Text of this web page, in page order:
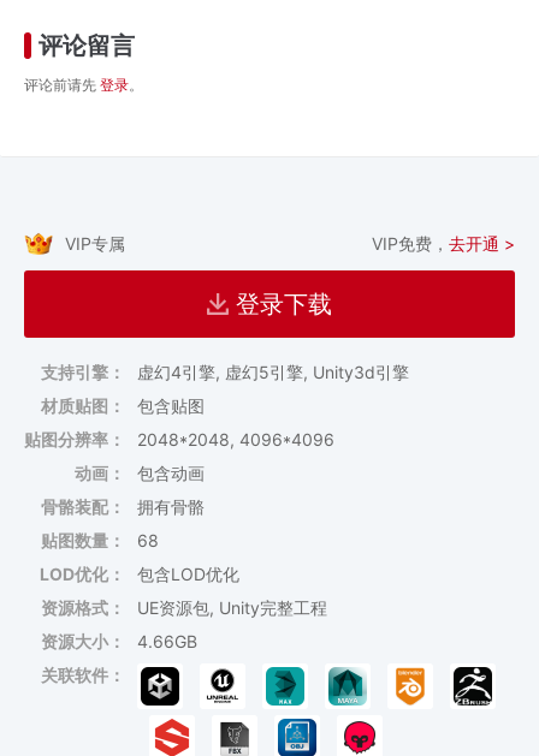
评论留言
评论前请先 登录。
VIP专属 VIP免费， 去开通 >
登录下载
支持引擎：
虚幻4引擎, 虚幻5引擎, Unity3d引擎
材质贴图：
包含贴图
贴图分辨率：
2048*2048, 4096*4096
动画：
包含动画
骨骼装配：
拥有骨骼
贴图数量：
68
LOD优化：
包含LOD优化
资源格式：
UE资源包, Unity完整工程
资源大小：
4.66GB
关联软件：